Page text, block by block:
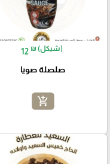
12 ₪ (شيكل)
صلصلة صويا
add_shopping_cart